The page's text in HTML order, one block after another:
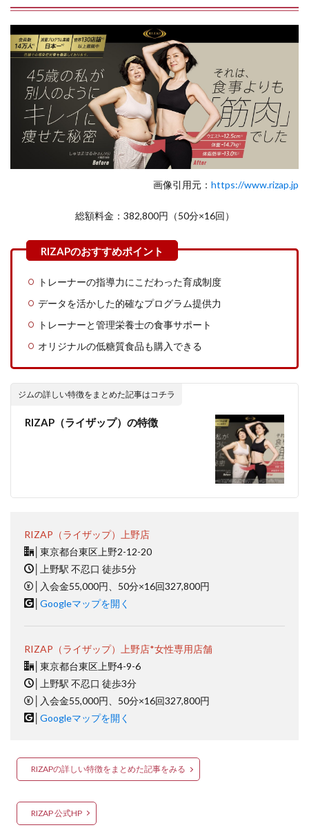
画像引用元： https://www.rizap.jp
総額料金：382,800円（50分×16回）
トレーナーの指導力にこだわった育成制度
データを活かした的確なプログラム提供力
トレーナーと管理栄養士の食事サポート
オリジナルの低糖質食品も購入できる
ジムの詳しい特徴をまとめた記事はコチラ
RIZAP（ライザップ）の特徴
RIZAP（ライザップ）上野店
東京都台東区上野2-12-20
上野駅 不忍口 徒歩5分
入会金55,000円、50分×16回327,800円
Googleマップを開く
RIZAP（ライザップ）上野店*女性専用店舗
東京都台東区上野4-9-6
上野駅 不忍口 徒歩3分
入会金55,000円、50分×16回327,800円
Googleマップを開く
RIZAPの詳しい特徴をまとめた記事をみる
RIZAP 公式HP